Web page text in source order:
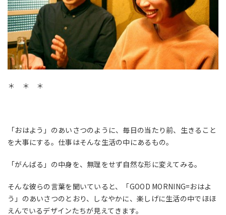
＊ ＊ ＊
「おはよう」のあいさつのように、毎日の当たり前、生きること
を大事にする。仕事はそんな生活の中にあるもの。
「がんばる」の中身を、無理をせず自然な形に変えてみる。
そんな彼らの言葉を聞いていると、「GOOD MORNING=おはよ
う」のあいさつのとおり、しなやかに、楽しげに生活の中でほほ
えんでいるデザインたちが見えてきます。